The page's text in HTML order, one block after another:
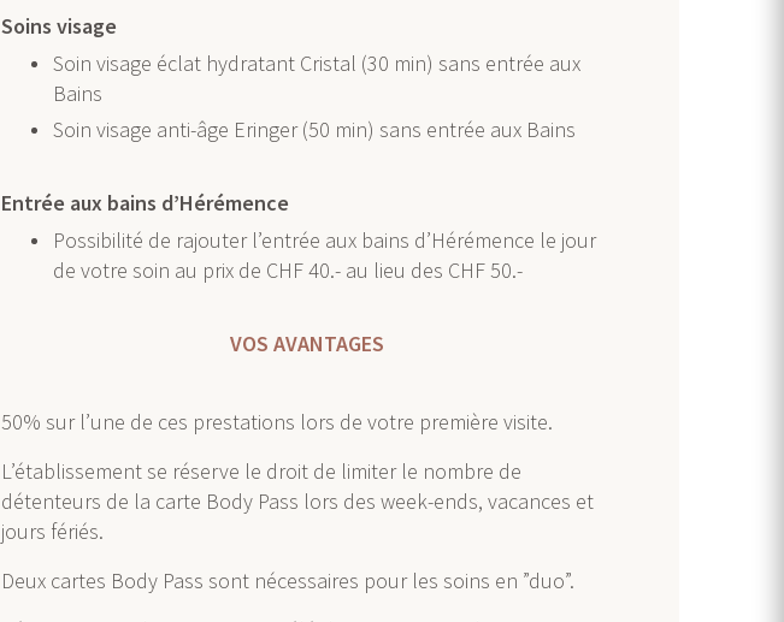
Soins visage
Soin visage éclat hydratant Cristal (30 min) sans entrée aux
Bains
Soin visage anti-âge Eringer (50 min) sans entrée aux Bains
Entrée aux bains d’Hérémence
Possibilité de rajouter l’entrée aux bains d’Hérémence le jour
de votre soin au prix de CHF 40.- au lieu des CHF 50.-
VOS AVANTAGES
50% sur l’une de ces prestations lors de votre première visite.
L’établissement se réserve le droit de limiter le nombre de
détenteurs de la carte Body Pass lors des week-ends, vacances et
jours fériés.
Deux cartes Body Pass sont nécessaires pour les soins en ”duo”.